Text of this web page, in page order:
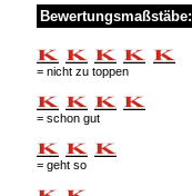
Bewertungsmaßstäbe:
= nicht zu toppen
= schon gut
= geht so